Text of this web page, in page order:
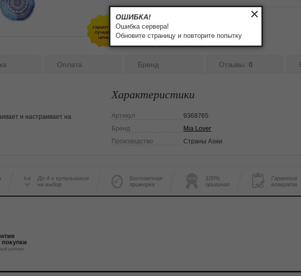
Оплата Бренд Отзывы: 0
и настраивает на
Характеристики
Артикул
9368765
Бренд
Mia Lover
Производство
Страны Азии
До 4-х купальников
на выбор
Бесплатная
примерка
100%
оригинал
Гарантия
возврата
ОШИБКА!
Ошибка сервера!
Обновите страницу и повторите попытку